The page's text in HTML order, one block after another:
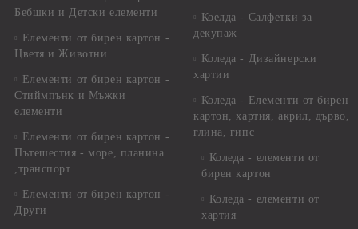
Бебшки и Детски елементи
Елементи от бирен картон -
Цветя и Животни
Елементи от бирен картон -
Стиймпънк и Мъжки
елементи
Елементи от бирен картон -
Пътешестия - море, планина
,транспорт
Елементи от бирен картон -
Други
Коелда - Салфетки за
декупаж
Коледа - Дизайнерски
хартии
Коледа - Eлементи от бирен
картон, хартия, акрил, дърво,
глина, гипс
Коледа - елементи от
бирен картон
Коледа - елементи от
хартия